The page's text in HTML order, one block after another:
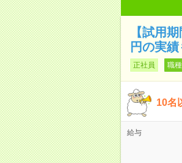
【試用
円の実績
正社員 職
10名
給与